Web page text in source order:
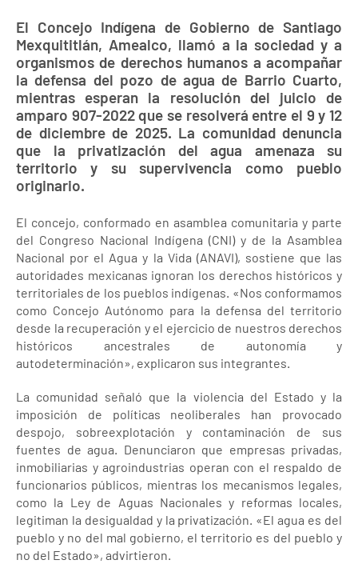
El Concejo Indígena de Gobierno de Santiago
Mexquititlán, Amealco, llamó a la sociedad y a
organismos de derechos humanos a acompañar
la defensa del pozo de agua de Barrio Cuarto,
mientras esperan la resolución del juicio de
amparo 907-2022 que se resolverá entre el 9 y 12
de diciembre de 2025. La comunidad denuncia
que la privatización del agua amenaza su
territorio y su supervivencia como pueblo
originario.
El concejo, conformado en asamblea comunitaria y parte
del Congreso Nacional Indígena (CNI) y de la Asamblea
Nacional por el Agua y la Vida (ANAVI), sostiene que las
autoridades mexicanas ignoran los derechos históricos y
territoriales de los pueblos indígenas. «Nos conformamos
como Concejo Autónomo para la defensa del territorio
desde la recuperación y el ejercicio de nuestros derechos
históricos ancestrales de autonomía y
autodeterminación», explicaron sus integrantes.
La comunidad señaló que la violencia del Estado y la
imposición de políticas neoliberales han provocado
despojo, sobreexplotación y contaminación de sus
fuentes de agua. Denunciaron que empresas privadas,
inmobiliarias y agroindustrias operan con el respaldo de
funcionarios públicos, mientras los mecanismos legales,
como la Ley de Aguas Nacionales y reformas locales,
legitiman la desigualdad y la privatización. «El agua es del
pueblo y no del mal gobierno, el territorio es del pueblo y
no del Estado», advirtieron.